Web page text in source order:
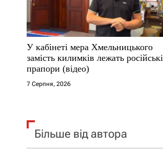
и
с
і
в
У кабінеті мера Хмельницького
замість килимків лежать російські
прапори (відео)
7 Серпня, 2026
Більше від автора